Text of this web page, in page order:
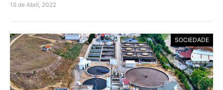
15 de Abril, 2022
SOCIEDADE